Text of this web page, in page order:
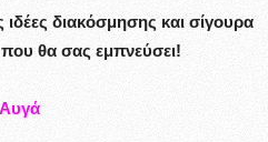
διακόσμησης και σίγουρα
που θα σας εμπνεύσει!
Αυγά